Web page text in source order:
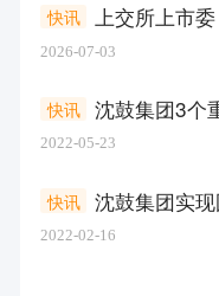
上交所上市
快讯
2026-07-03
沈鼓集团3个
快讯
2022-05-23
沈鼓集团实
快讯
2022-02-16